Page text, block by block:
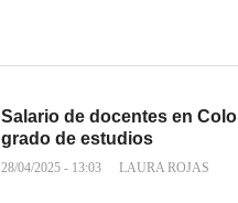
Salario de docentes en
grado de estudios
28/04/2025 - 13:03 LAURA ROJAS